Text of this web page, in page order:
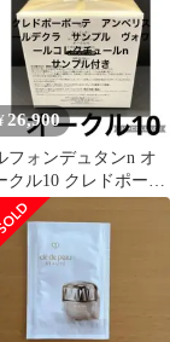
26,900
フォンデュタンn オ
クル10 クレドポーボ
テ